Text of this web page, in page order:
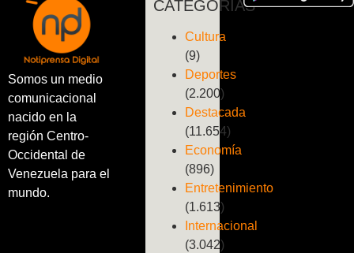
Somos un medio
comunicacional
nacido en la
región Centro-
Occidental de
Venezuela para el
mundo.
CATEGORÍAS
Cultura
(9)
Deportes
(2.200)
Destacada
(11.654)
Economía
(896)
Entretenimiento
(1.613)
Internacional
(3.042)